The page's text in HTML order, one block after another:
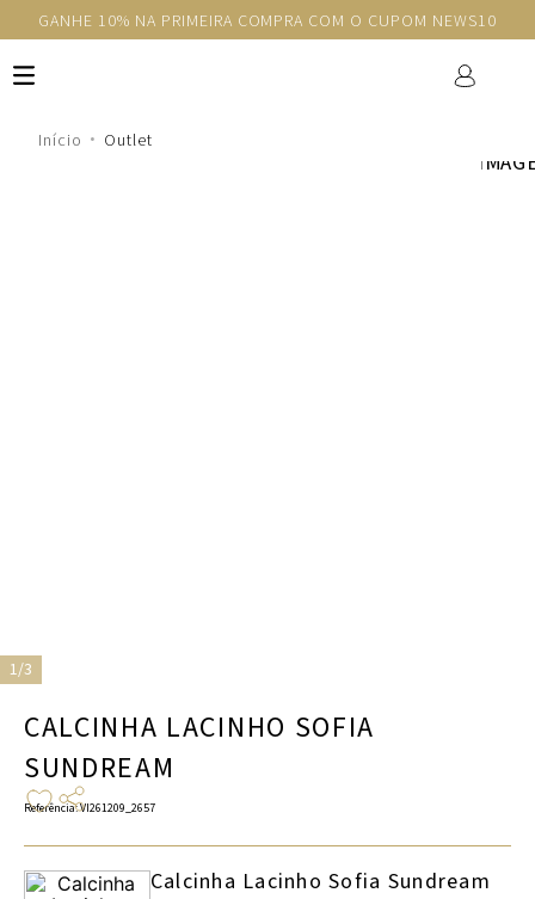
GANHE 10% NA PRIMEIRA COMPRA COM O CUPOM NEWS10
Outlet
1/3
CALCINHA LACINHO SOFIA
SUNDREAM
Referência:VI261209_2657
Calcinha Lacinho Sofia Sundream